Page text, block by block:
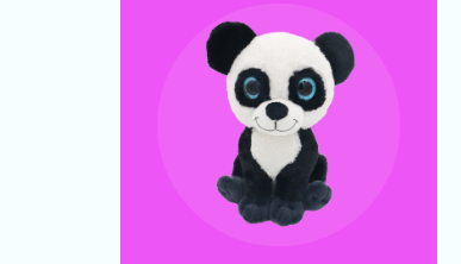
машина-
погремушка 6шт в
блоке (30)
110 ₽